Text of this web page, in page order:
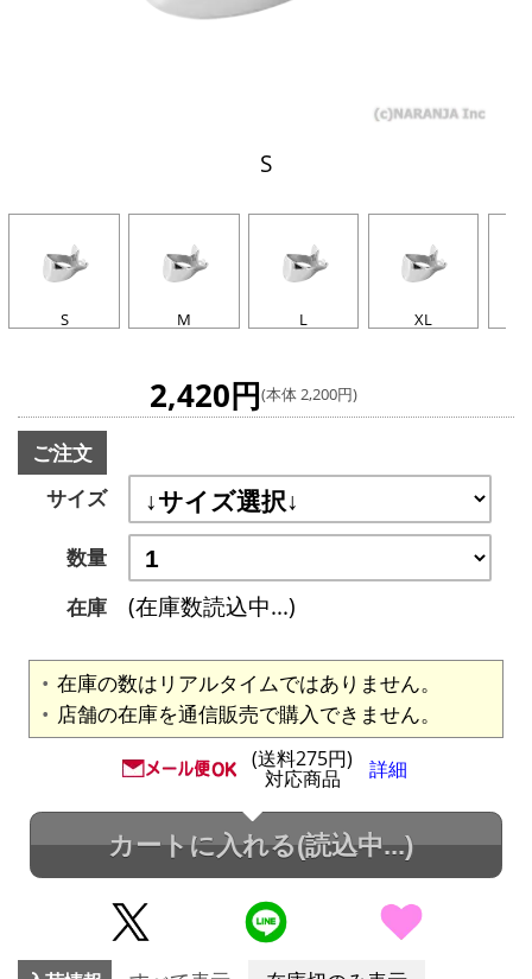
S
S M L XL
2,420円(本体 2,200円)
ご注文
サイズ
数量
在庫
(在庫数読込中...)
在庫の数はリアルタイムではありません。
店舗の在庫を通信販売で購入できません。
(送料275円)
対応商品 詳細
カートに入れる(読込中...)